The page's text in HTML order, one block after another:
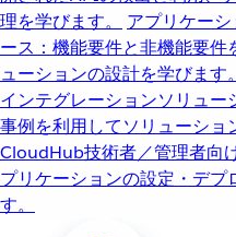
理を学びます。
アプリケー
ース：機能要件と非機能要件
ューションの設計を学びます。
インテグレーションソリュー
事例を利用してソリューショ
CloudHub技術者／管理者向
プリケーションの設定・デプ
す。